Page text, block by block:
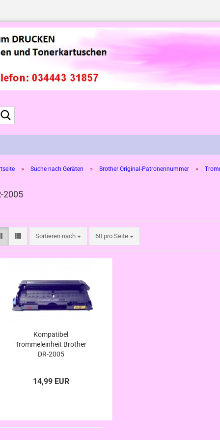
» Suche nach Geräten » Brother Original-Patronennummer »
2005
Sortieren nach
Sortieren nach 60 pro Seite
pro Seite
Kompatibel
Trommeleinheit Brother
DR-2005
14,99 EUR